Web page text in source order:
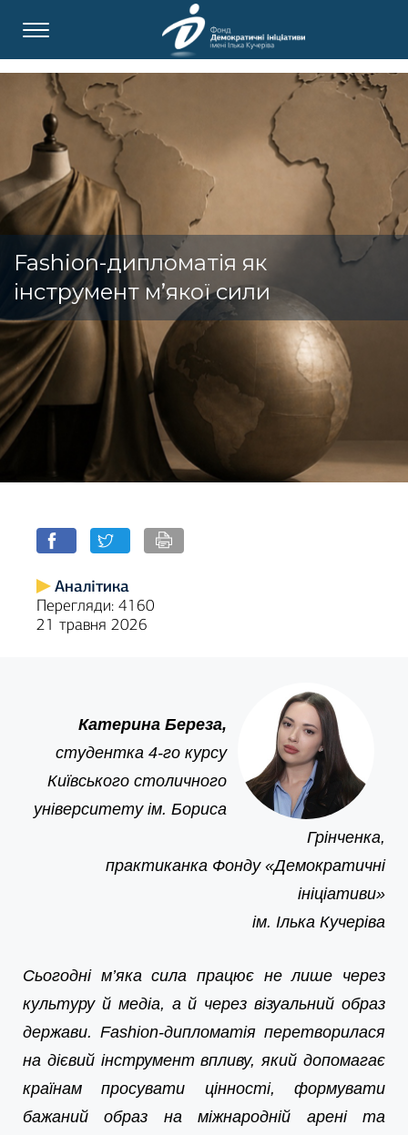
Fashion-дипломатія як
інструмент м’якої сили
Аналітика
Перегляди: 4160
21 травня 2026
Катерина Береза,
студентка 4-го курсу
Київського столичного
університету ім. Бориса
Грінченка,
практиканка Фонду «Демократичні
ініціативи»
ім. Ілька Кучеріва
Сьогодні м’яка сила працює не лише через
культуру й медіа, а й через візуальний образ
держави. Fashion-дипломатія перетворилася
на дієвий інструмент впливу, який допомагає
країнам просувати цінності, формувати
бажаний образ на міжнародній арені та